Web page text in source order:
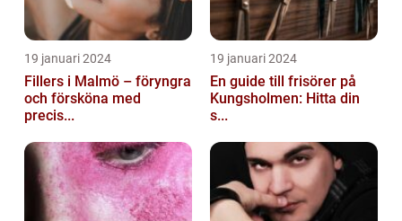
19 januari 2024
Fillers i Malmö – föryngra
och försköna med
precis...
19 januari 2024
En guide till frisörer på
Kungsholmen: Hitta din
s...